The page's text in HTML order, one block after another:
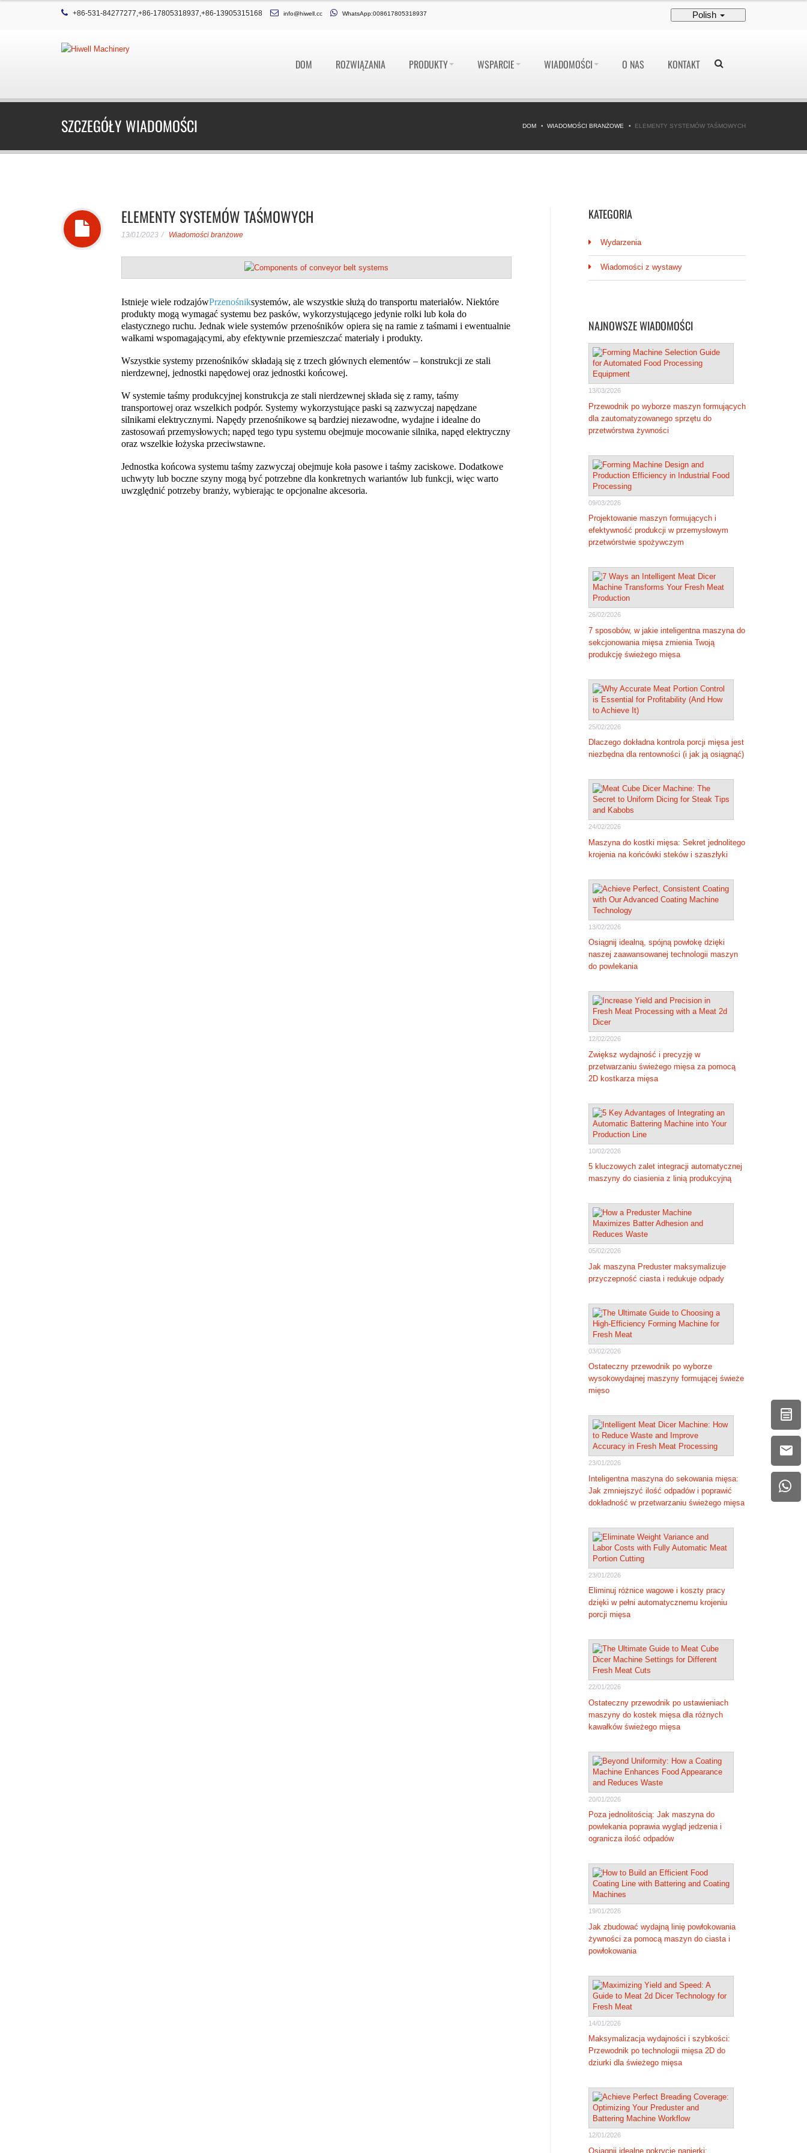
+86-531-84277277,+86-17805318937,+86-13905315168 info@hiwell.cc WhatsApp:008617805318937 Polish
DOM ROZWIĄZANIA PRODUKTY WSPARCIE WIADOMOŚCI O NAS KONTAKT
SZCZEGÓŁY WIADOMOŚCI DOM WIADOMOŚCI BRANŻOWE ELEMENTY SYSTEMÓW TAŚMOWYCH
ELEMENTY SYSTEMÓW TAŚMOWYCH
13/01/2023 Wiadomości branżowe
KATEGORIA
Wydarzenia
Wiadomości z wystawy
NAJNOWSZE WIADOMOŚCI
13/03/2026
Przewodnik po wyborze maszyn formujących
dla zautomatyzowanego sprzętu do
przetwórstwa żywności
09/03/2026
Projektowanie maszyn formujących i
efektywność produkcji w przemysłowym
przetwórstwie spożywczym
26/02/2026
7 sposobów, w jakie inteligentna maszyna do
sekcjonowania mięsa zmienia Twoją
produkcję świeżego mięsa
25/02/2026
Dlaczego dokładna kontrola porcji mięsa jest
niezbędna dla rentowności (i jak ją osiągnąć)
24/02/2026
Maszyna do kostki mięsa: Sekret jednolitego
krojenia na końcówki steków i szaszłyki
13/02/2026
Osiągnij idealną, spójną powłokę dzięki
naszej zaawansowanej technologii maszyn
do powlekania
12/02/2026
Zwiększ wydajność i precyzję w
przetwarzaniu świeżego mięsa za pomocą
2D kostkarza mięsa
10/02/2026
5 kluczowych zalet integracji automatycznej
maszyny do ciasienia z linią produkcyjną
05/02/2026
Jak maszyna Preduster maksymalizuje
przyczepność ciasta i redukuje odpady
03/02/2026
Ostateczny przewodnik po wyborze
wysokowydajnej maszyny formującej świeże
mięso
23/01/2026
Inteligentna maszyna do sekowania mięsa:
Jak zmniejszyć ilość odpadów i poprawić
dokładność w przetwarzaniu świeżego mięsa
23/01/2026
Eliminuj różnice wagowe i koszty pracy
dzięki w pełni automatycznemu krojeniu
porcji mięsa
22/01/2026
Ostateczny przewodnik po ustawieniach
maszyny do kostek mięsa dla różnych
kawałków świeżego mięsa
20/01/2026
Poza jednolitością: Jak maszyna do
powlekania poprawia wygląd jedzenia i
ogranicza ilość odpadów
19/01/2026
Jak zbudować wydajną linię powłokowania
żywności za pomocą maszyn do ciasta i
powłokowania
14/01/2026
Maksymalizacja wydajności i szybkości:
Przewodnik po technologii mięsa 2D do
dziurki dla świeżego mięsa
12/01/2026
Osiągnij idealne pokrycie panierki: